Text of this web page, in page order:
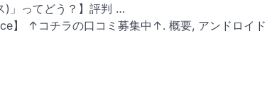
)」ってどう？】評判 …
】 ↑コチラの口コミ募集中↑. 概要, アンドロイ